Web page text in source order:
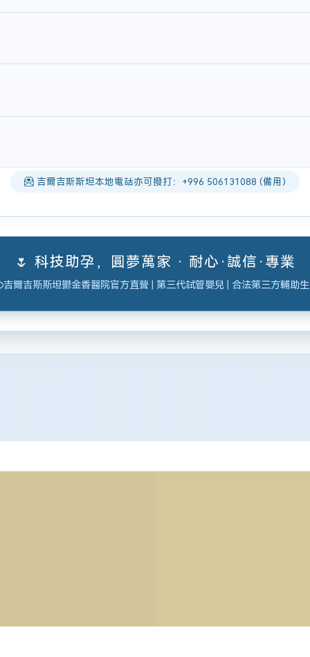
吉爾吉斯斯坦本地電話亦可撥打：+996 506131088 (備用)
🌷 科技助孕，圓夢萬家 · 耐心·誠信·專業
吉爾吉斯斯坦鬱金香醫院官方直營 | 第三代試管嬰兒 | 合法第三方輔助